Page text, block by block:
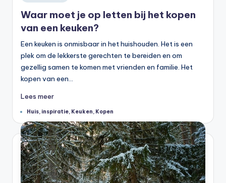
in
Waar moet je op letten bij het kopen
van een keuken?
Een keuken is onmisbaar in het huishouden. Het is een
plek om de lekkerste gerechten te bereiden en om
gezellig samen te komen met vrienden en familie. Het
kopen van een…
Lees meer
Tags:
Huis, inspiratie, Keuken, Kopen